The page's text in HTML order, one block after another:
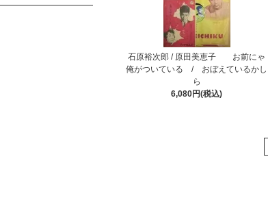
石原裕次郎 / 原田美恵子 お前にゃ
俺がついている / おぼえているかし
ら
6,080円(税込)